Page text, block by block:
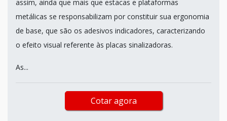
assim, ainda que mais que estacas e plataformas
metálicas se responsabilizam por constituir sua ergonomia
de base, que são os adesivos indicadores, caracterizando
o efeito visual referente às placas sinalizadoras.
As...
Cotar agora